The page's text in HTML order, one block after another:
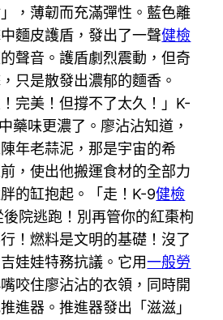
，薄韌而充滿彈性。藍色離
麵皮護盾，發出了一聲健檢
聲音。護盾劇烈震動，但奇
只是散發出濃郁的麵香。
！完美！但撐不了太久！」K-
藥味更濃了。廖沾沾知道，
年老蒜泥，那是宇宙的希
，使出他搬運食材的全部力
的缸抱起。「走！K-9健檢
院逃跑！別再管你的紅棗枸
！燃料是文明的基礎！沒了
娃娃特務抗議。它用一般勞
咬住廖沾沾的衣領，同時開
進器。推進器發出「滋滋」